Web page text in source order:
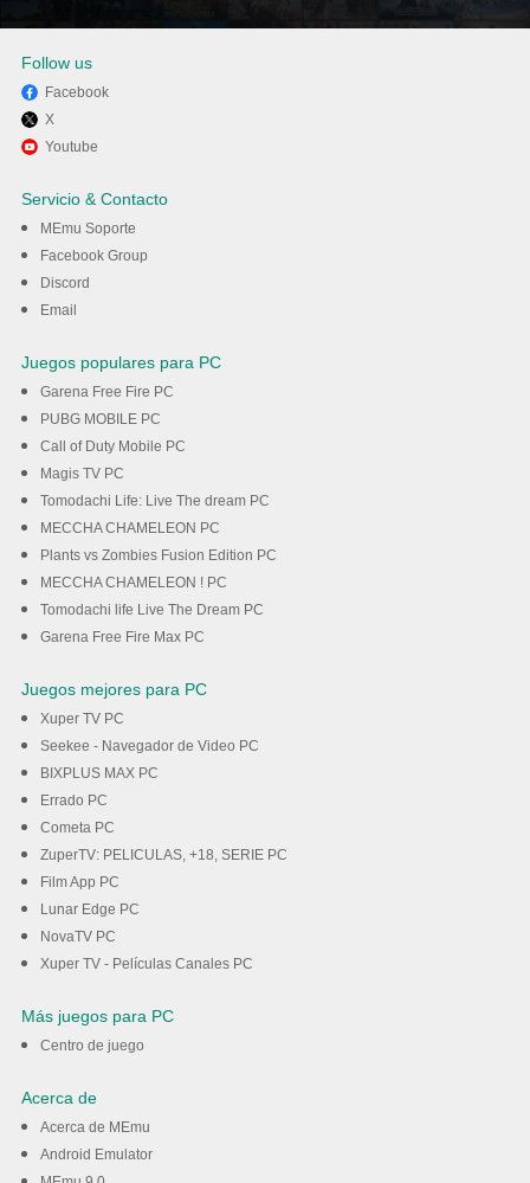
Disfruta jugando Keyboard Art
en PC con MEmu
Follow us
Facebook
X
Youtube
Servicio & Contacto
MEmu Soporte
Facebook Group
Discord
Email
Juegos populares para PC
Garena Free Fire PC
PUBG MOBILE PC
Call of Duty Mobile PC
Magis TV PC
Tomodachi Life: Live The dream PC
MECCHA CHAMELEON PC
Plants vs Zombies Fusion Edition PC
MECCHA CHAMELEON ! PC
Tomodachi life Live The Dream PC
Garena Free Fire Max PC
Juegos mejores para PC
Xuper TV PC
Seekee - Navegador de Video PC
BIXPLUS MAX PC
Errado PC
Cometa PC
ZuperTV: PELICULAS, +18, SERIE PC
Film App PC
Lunar Edge PC
NovaTV PC
Xuper TV - Películas Canales PC
Más juegos para PC
Centro de juego
Acerca de
Acerca de MEmu
Android Emulator